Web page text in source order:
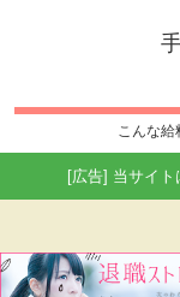
こんな給
[広告] 当サイト